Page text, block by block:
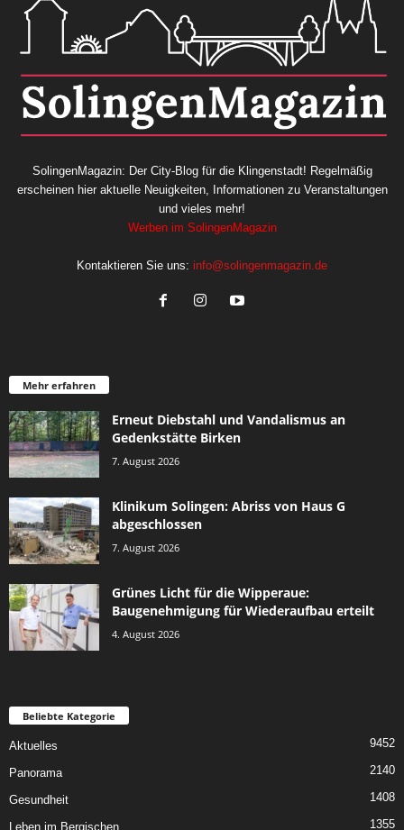
SolingenMagazin: Der City-Blog für die Klingenstadt! Regelmäßig
erscheinen hier aktuelle Neuigkeiten, Informationen zu Veranstaltungen
und vieles mehr!
Werben im SolingenMagazin
Kontaktieren Sie uns: info@solingenmagazin.de
Mehr erfahren
Erneut Diebstahl und Vandalismus an
Gedenkstätte Birken
7. August 2026
Klinikum Solingen: Abriss von Haus G
abgeschlossen
7. August 2026
Grünes Licht für die Wipperaue:
Baugenehmigung für Wiederaufbau erteilt
4. August 2026
Beliebte Kategorie
Aktuelles 9452
Panorama 2140
Gesundheit 1408
Leben im Bergischen 1355